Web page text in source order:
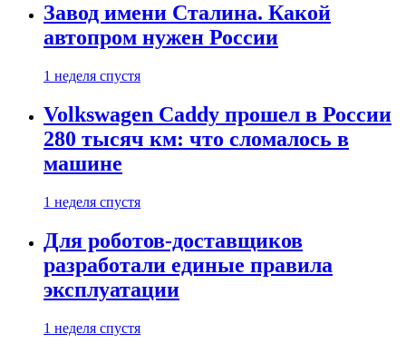
Завод имени Сталина. Какой
автопром нужен России
1 неделя спустя
Volkswagen Caddy прошел в России
280 тысяч км: что сломалось в
машине
1 неделя спустя
Для роботов-доставщиков
разработали единые правила
эксплуатации
1 неделя спустя